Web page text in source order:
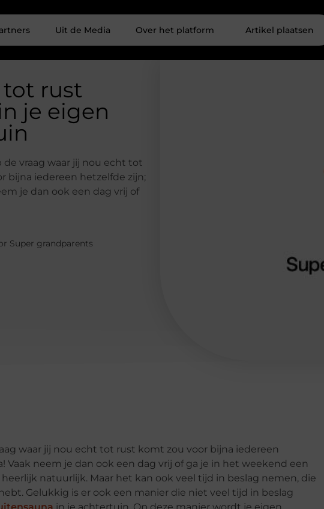
Uit de Media Over het platform Artikel plaatsen
rust
je eigen
vraag waar jij nou echt tot
bijna iedereen hetzelfde zijn;
je dan ook een dag vrij of
Super grandparents
waar jij nou echt tot rust komt zou voor bijna iedereen
Vaak neem je dan ook een dag vrij of ga je in het weekend een
heerlijk natuurlijk. Maar het kan ook veel tijd in beslag nemen, die
Gelukkig is er ook een manier die niet veel tijd in beslag